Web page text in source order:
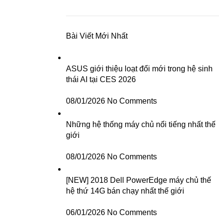
Bài Viết Mới Nhất
ASUS giới thiệu loạt đổi mới trong hệ sinh
thái AI tại CES 2026
08/01/2026 No Comments
Những hệ thống máy chủ nổi tiếng nhất thế
giới
08/01/2026 No Comments
[NEW] 2018 Dell PowerEdge máy chủ thế
hệ thứ 14G bán chạy nhất thế giới
06/01/2026 No Comments